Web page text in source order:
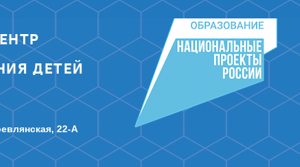
ДЕТЕЙ
22-А